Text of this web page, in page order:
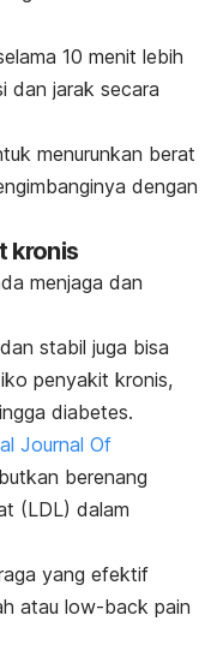
10 menit lebih
dan jarak secara
menurunkan berat
dengan
kronis
menjaga dan
stabil juga bisa
penyakit kronis,
diabetes.
Journal Of
berenang
(LDL) dalam
yang efektif
atau low-back pain